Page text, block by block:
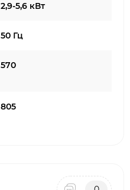
2,9-5,6 кВт
50 Гц
570
805